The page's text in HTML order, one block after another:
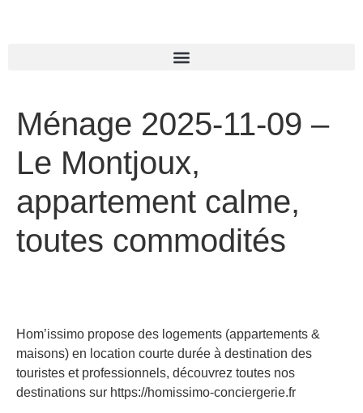
Ménage 2025-11-09 –
Le Montjoux,
appartement calme,
toutes commodités
Hom’issimo propose des logements (appartements &
maisons) en location courte durée à destination des
touristes et professionnels, découvrez toutes nos
destinations sur https://homissimo-conciergerie.fr